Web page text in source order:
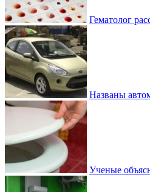
Гематолог
Названы
Ученые